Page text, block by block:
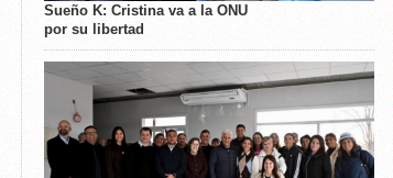
Sueño K: Cristina va a la ONU
por su libertad